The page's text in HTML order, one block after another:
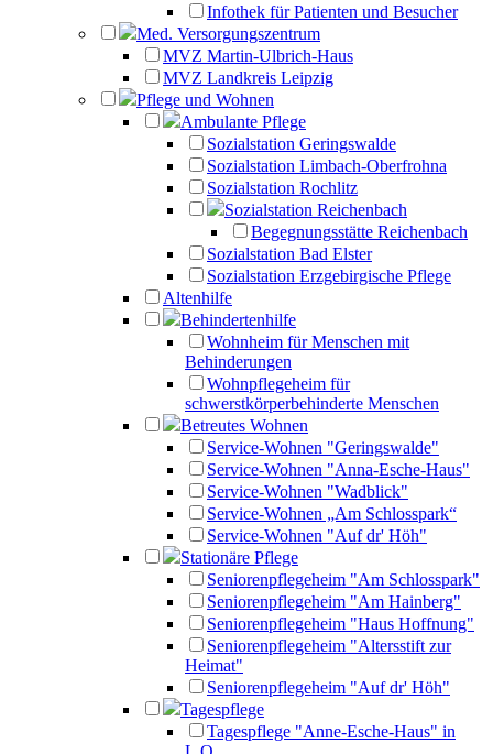
Infothek für Patienten und Besucher
Med. Versorgungszentrum
MVZ Martin-Ulbrich-Haus
MVZ Landkreis Leipzig
Pflege und Wohnen
Ambulante Pflege
Sozialstation Geringswalde
Sozialstation Limbach-Oberfrohna
Sozialstation Rochlitz
Sozialstation Reichenbach
Begegnungsstätte Reichenbach
Sozialstation Bad Elster
Sozialstation Erzgebirgische Pflege
Altenhilfe
Behindertenhilfe
Wohnheim für Menschen mit
Behinderungen
Wohnpflegeheim für
schwerstkörperbehinderte Menschen
Betreutes Wohnen
Service-Wohnen "Geringswalde"
Service-Wohnen "Anna-Esche-Haus"
Service-Wohnen "Wadblick"
Service-Wohnen „Am Schlosspark“
Service-Wohnen "Auf dr' Höh"
Stationäre Pflege
Seniorenpflegeheim "Am Schlosspark"
Seniorenpflegeheim "Am Hainberg"
Seniorenpflegeheim "Haus Hoffnung"
Seniorenpflegeheim "Altersstift zur
Heimat"
Seniorenpflegeheim "Auf dr' Höh"
Tagespflege
Tagespflege "Anne-Esche-Haus" in